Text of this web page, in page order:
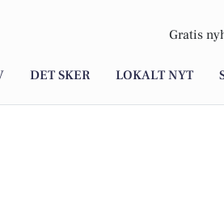
Gratis
DET SKER LOKALT NYT